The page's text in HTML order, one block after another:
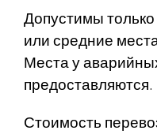
Допустимы
или средние
Места у
предоставляются.
Стоимость